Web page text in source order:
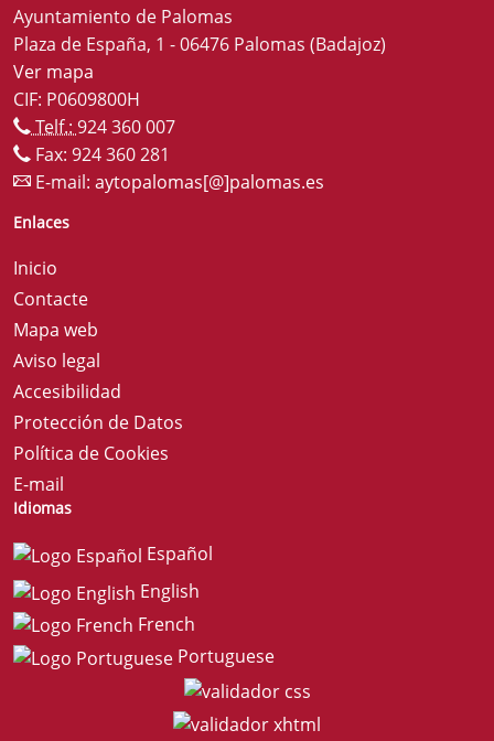
Ayuntamiento de Palomas
Plaza de España, 1 - 06476 Palomas (Badajoz)
Ver mapa
CIF: P0609800H
Telf.: 924 360 007
Fax: 924 360 281
E-mail: aytopalomas[@]palomas.es
Enlaces
Inicio
Contacte
Mapa web
Aviso legal
Accesibilidad
Protección de Datos
Política de Cookies
E-mail
Idiomas
Español
English
French
Portuguese